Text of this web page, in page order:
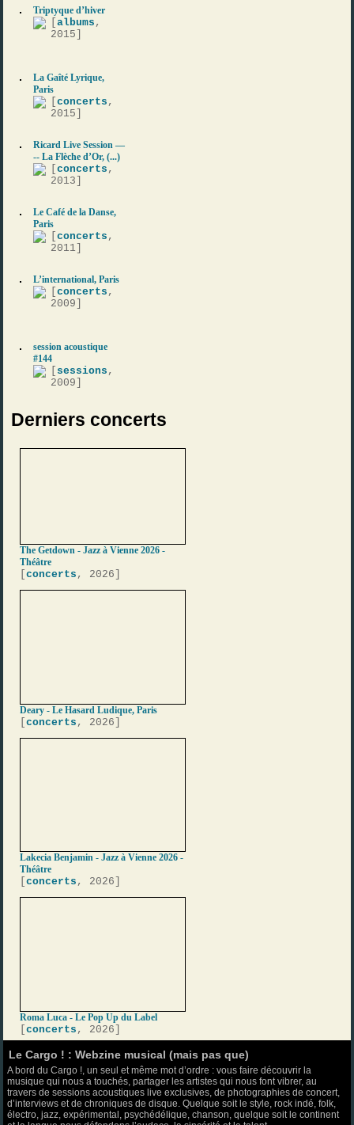
Triptyque d’hiver
[albums ,
2015]
La Gaîté Lyrique,
Paris
[concerts ,
2015]
Ricard Live Session —
-- La Flèche d’Or, (...)
[concerts ,
2013]
Le Café de la Danse,
Paris
[concerts ,
2011]
L’international, Paris
[concerts ,
2009]
session acoustique
#144
sessions ,
2009]
Derniers concerts
The Getdown - Jazz à Vienne 2026 -
Théâtre
[concerts , 2026]
Deary - Le Hasard Ludique, Paris
[concerts , 2026]
Lakecia Benjamin - Jazz à Vienne 2026 -
Théâtre
[concerts , 2026]
Roma Luca - Le Pop Up du Label
[concerts , 2026]
Le Cargo ! : Webzine musical (mais pas que)
A bord du Cargo !, un seul et même mot d’ordre : vous faire découvrir la
musique qui nous a touchés, partager les artistes qui nous font vibrer, au
travers de sessions acoustiques live exclusives, de photographies de concert,
d’interviews et de chroniques de disque. Quelque soit le style, rock indé, folk,
électro, jazz, expérimental, psychédélique, chanson, quelque soit le continent